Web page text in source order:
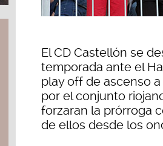
El CD Castellón se
temporada ante el
play off de ascenso
por el conjunto
forzaran la prórroga
de ellos desde los